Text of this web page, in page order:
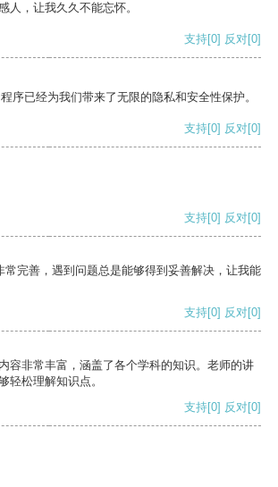
人，让我久久不能忘怀。
支持[0] 反对[0]
序已经为我们带来了无限的隐私和安全性保护。
支持[0] 反对[0]
支持[0] 反对[0]
常完善，遇到问题总是能够得到妥善解决，让我能
支持[0] 反对[0]
容非常丰富，涵盖了各个学科的知识。老师的讲
轻松理解知识点。
支持[0] 反对[0]